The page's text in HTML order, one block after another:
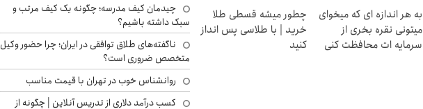
به هر اندازه ای که میخوای
میتونی نقره بخری از
سرمایه ات محافظت کنی
چطور میشه قسطی طلا
خرید | با طلاسی پس انداز
کنید
چیدمان کیف مدرسه؛ چگونه یک کیف مرتب و
سبک داشته باشیم؟
ناگفته‌های طلاق توافقی در ایران؛ چرا حضور وکیل
متخصص ضروری است؟
روانشناس خوب در تهران با قیمت مناسب
کسب درآمد دلاری از تدریس آنلاین | چگونه از